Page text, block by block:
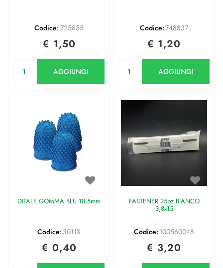
Codice: 725855
€ 1,50
AGGIUNGI
Codice:748837
€ 1,20
AGGIUNGI
DITALE GOMMA BLU 18,5mm
Codice: 3011X
€ 0,40
FASTENER 25pz BIANCO
3,8x15
Codice: 100560048
€ 3,20